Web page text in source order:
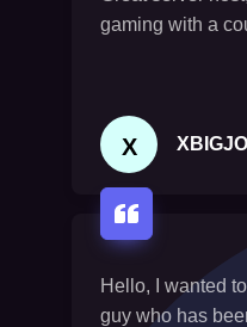
gaming with a
X
Hello, I wanted
guy who has